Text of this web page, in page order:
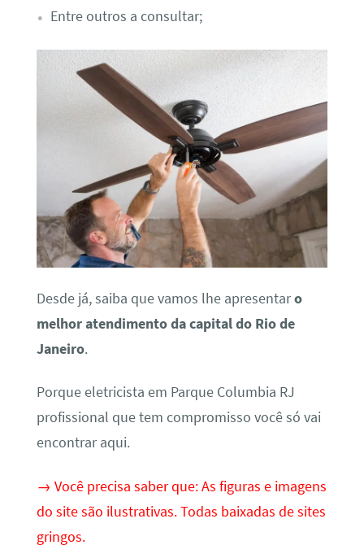
Entre outros a consultar;
Desde já, saiba que vamos lhe apresentaro
melhor atendimento da capital do Rio de
Janeiro.
Porque eletricista em Parque Columbia RJ
profissional que tem compromisso você só vai
encontrar aqui.
→ Você precisa saber que: As figuras e imagens
do site são ilustrativas. Todas baixadas de sites
gringos.